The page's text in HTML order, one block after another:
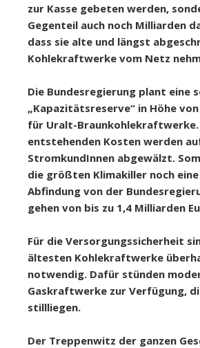
zur Kasse gebeten werden,
Gegenteil auch noch Milliarden
dass sie alte und längst
Kohlekraftwerke vom Netz
Die Bundesregierung plant eine
„Kapazitätsreserve“ in Höhe
für Uralt-Braunkohlekraftwerke.
entstehenden Kosten werden
StromkundInnen abgewälzt.
die größten Klimakiller noch
Abfindung von der
gehen von bis zu 1,4 Milliarden
Für die Versorgungssicherheit
ältesten Kohlekraftwerke
notwendig. Dafür stünden
Gaskraftwerke zur Verfügung,
stillliegen.
Der Treppenwitz der ganzen